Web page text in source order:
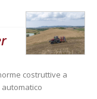
costruttive a